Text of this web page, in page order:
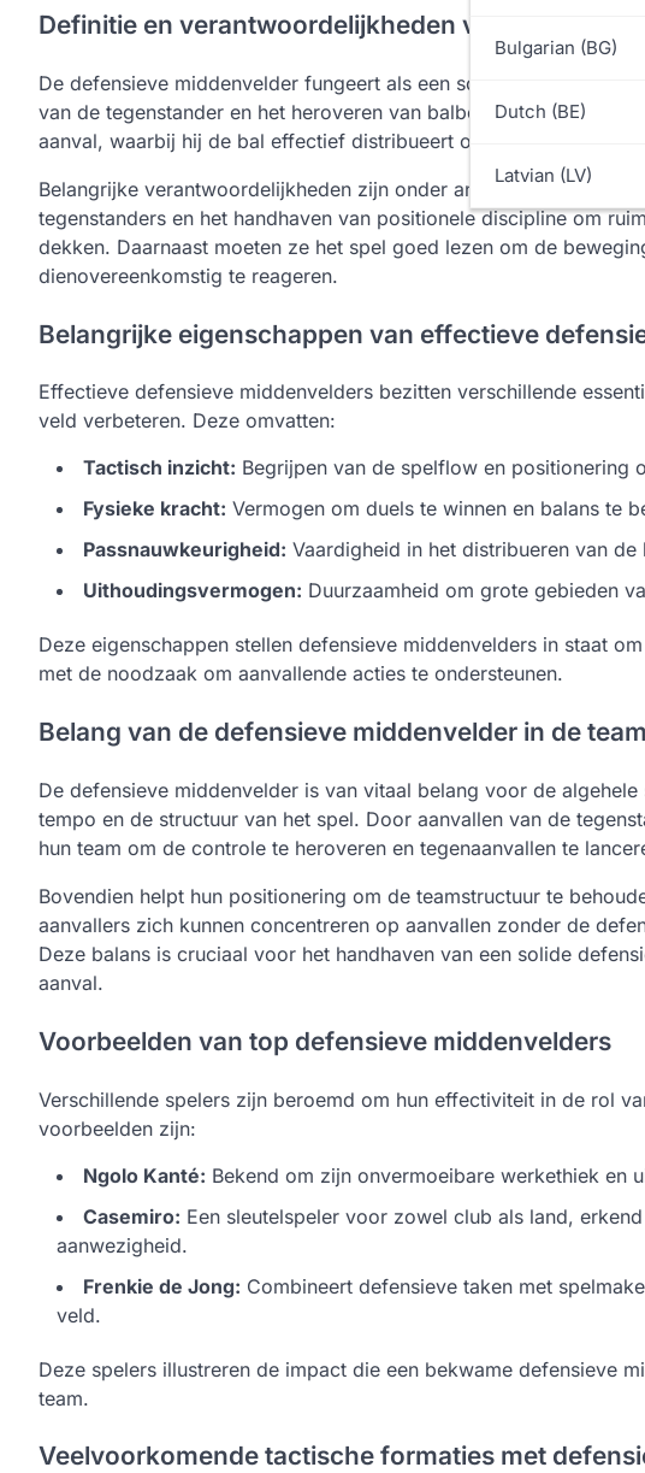
Bulgarian (BG)
Dutch (BE)
Latvian (LV)
Definitie en verantwoordelijkheden van een
De defensieve middenvelder fungeert als een schild voor de
van de tegenstander en het heroveren van balbezit. Deze speler
aanval, waarbij hij de bal effectief distribueert om aanvallende
Belangrijke verantwoordelijkheden zijn onder andere het
tegenstanders en het handhaven van positionele discipline om
dekken. Daarnaast moeten ze het spel goed lezen om de
dienovereenkomstig te reageren.
Belangrijke eigenschappen van effectieve
Effectieve defensieve middenvelders bezitten verschillende
veld verbeteren. Deze omvatten:
Tactisch inzicht: Begrijpen van de spelflow en positionering
Fysieke kracht: Vermogen om duels te winnen en balans te
Passnauwkeurigheid: Vaardigheid in het distribueren van
Uithoudingsvermogen: Duurzaamheid om grote gebieden
Deze eigenschappen stellen defensieve middenvelders in staat
met de noodzaak om aanvallende acties te ondersteunen.
Belang van de defensieve middenvelder in de
De defensieve middenvelder is van vitaal belang voor de
tempo en de structuur van het spel. Door aanvallen van de
hun team om de controle te heroveren en tegenaanvallen te
Bovendien helpt hun positionering om de teamstructuur te
aanvallers zich kunnen concentreren op aanvallen zonder de
Deze balans is cruciaal voor het handhaven van een solide
aanval.
Voorbeelden van top defensieve middenvelders
Verschillende spelers zijn beroemd om hun effectiviteit in de rol
voorbeelden zijn:
Ngolo Kanté: Bekend om zijn onvermoeibare werkethiek en
Casemiro: Een sleutelspeler voor zowel club als land,
aanwezigheid.
Frenkie de Jong: Combineert defensieve taken met
veld.
Deze spelers illustreren de impact die een bekwame defensieve
team.
Veelvoorkomende tactische formaties met